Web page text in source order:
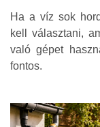
Ha a víz sok
kell választani,
való gépet
fontos.